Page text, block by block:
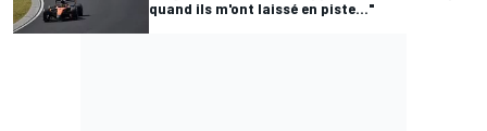
quand ils m'ont laissé en piste..."